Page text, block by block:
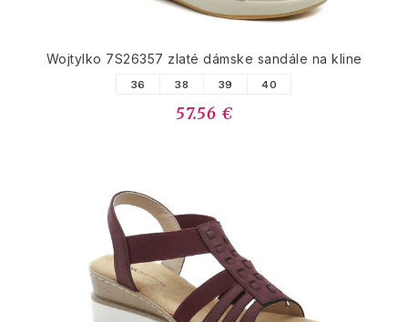
Wojtylko 7S26357 zlaté dámske sandále na kline
36 38 39 40
57.56 €